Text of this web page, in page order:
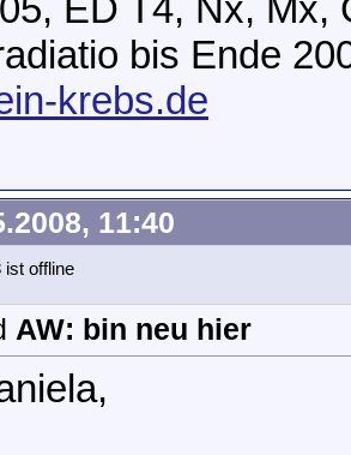
bis Ende
krebs.de
11:40
AW: bin neu hier